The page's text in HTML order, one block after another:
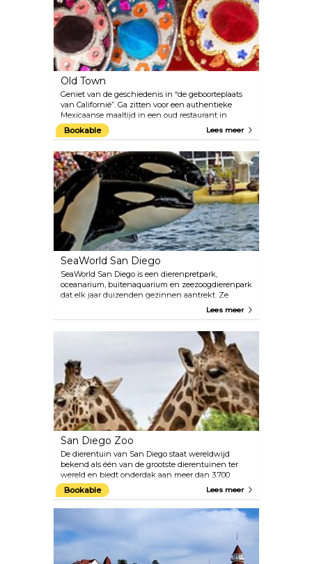
aanbod aan culturele instellingen maakt Balboa
Park tot een must tijdens je bezoek aan San Diego.
Old Town
Geniet van de geschiedenis in “de geboorteplaats
van Californië”. Ga zitten voor een authentieke
Mexicaanse maaltijd in een oud restaurant in
Californische stijl en ga terug in de tijd en herdenk
het erfgoed van San Diego op één van de vele
opgericht in 1769. Het was California's eerste
permanente Europese nederzetting aan de
westkust. Tegenwoordig is dit gebied gevuld met
kleurrijke winkels, live mariachi artiesten en veel
plekken die vertellen over het verleden van
Californië.
Bookable Lees meer
SeaWorld San Diego
SeaWorld San Diego is een dierenpretpark,
oceanarium, buitenaquarium en zeezoogdierenpark
dat elk jaar duizenden gezinnen aantrekt. Ze
komen kijken naar shows van wereldklasse,
San Diego kun je zeeleeuwen voeren, zwemmen
met belugawalvissen en zelfs een dolfijn trainen.
Lees meer
San Diego Zoo
De dierentuin van San Diego staat wereldwijd
bekend als één van de grootste dierentuinen ter
wereld en biedt onderdak aan meer dan 3.700
zeldzame en bedreigde dieren van meer dan 650
soorten en ondersoorten en een botanische
collectie met meer dan 700.000 exotische planten.
Het was een pionier in de implementatie van het
concept zonder kooien in de open lucht dat
natuurlijke leefgebieden van dieren nabootst.
Dieren- en natuurliefhebbers mogen deze unieke
ervaring niet missen.
Bookable Lees meer